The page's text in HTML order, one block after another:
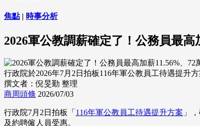
焦點| 時事分析
2026軍公教調薪確定了！公務員最
行政院於2026年7月2日拍板116年軍公教員工待遇提升
撰文者：倪旻勤 整理
商周頭條 2026/07/03
行政院7月2日拍板「 116年軍公教員工待遇提升方案 」
及約聘僱人員受惠。